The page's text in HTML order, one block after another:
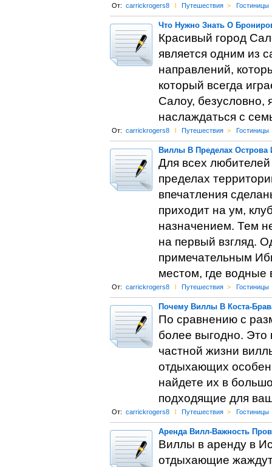
От: carrickrogers8 l Путешествия > Гостиницы
Что Нужно Знать О
Красивый город
является одним из
направлений,
который всегда
Салоу, безусловно,
наслаждаться с
От: carrickrogers8 l Путешествия > Гостиницы
Виллы В Пределах Острова
Для всех любителей
пределах
впечатления
приходит на ум,
назначением. Тем
на первый взгляд.
примечательным
местом, где
От: carrickrogers8 l Путешествия > Гостиницы
Почему Виллы В Коста-
По сравнению с
более выгодно. Это
частной жизни
отдыхающих
найдете их в
подходящие для
От: carrickrogers8 l Путешествия > Гостиницы
Аренда Вилл-Важность
Виллы в аренду в
отдыхающие